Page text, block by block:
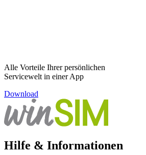
Alle Vorteile Ihrer persönlichen
Servicewelt in einer App
Download
Hilfe & Informationen